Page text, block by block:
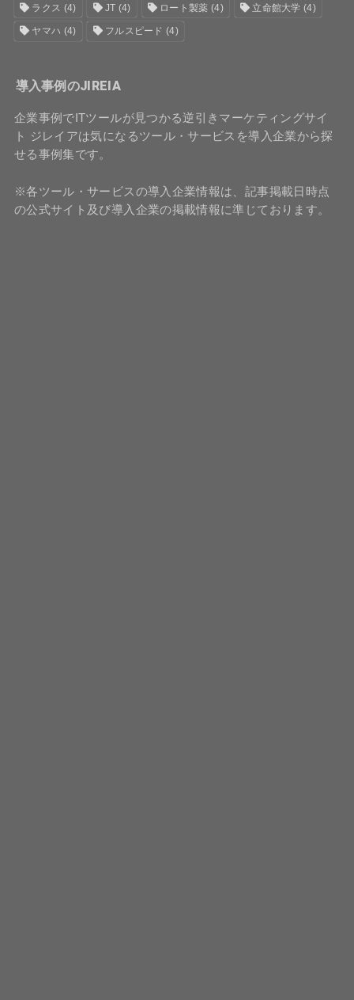
ラクス (4) JT (4) ロート製薬 (4) 立命館大学 (4)
ヤマハ (4) フルスピード (4)
導入事例のJIREIA
企業事例でITツールが見つかる逆引きマーケティングサイ
ト ジレイアは気になるツール・サービスを導入企業から探
せる事例集です。
※各ツール・サービスの導入企業情報は、記事掲載日時点
の公式サイト及び導入企業の掲載情報に準じております。